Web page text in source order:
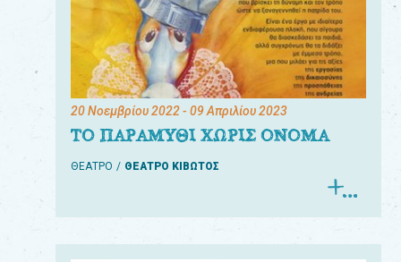
20 Νοεμβρίου 2022- 09 Απριλίου 2023
ΤΟ ΠΑΡΑΜΥΘΙ ΧΩΡΙΣ ΟΝΟΜΑ
ΘΕΑΤΡΟ ΘΕΑΤΡΟ ΚΙΒΩΤΟΣ